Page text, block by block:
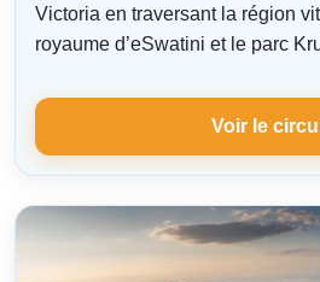
Victoria en traversant la région
royaume d’eSwatini et le parc
Voir le